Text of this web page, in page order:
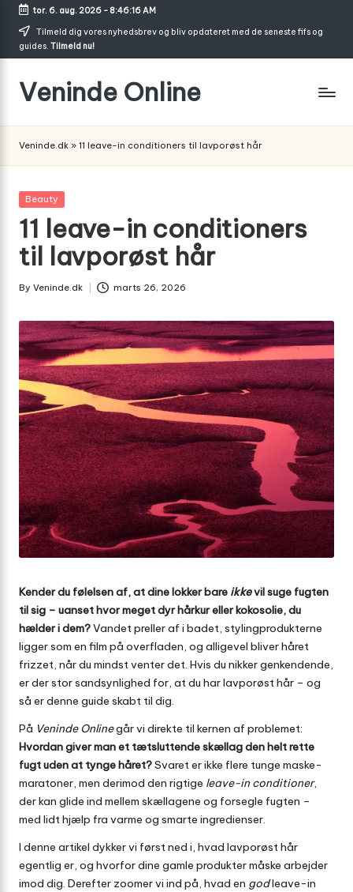
Skip
tor. 6. aug. 2026- 8:46:17 AM
Tilmeld dig vores nyhedsbrev og bliv opdateret med de seneste fifs og
guides. Tilmeld nu!
Veninde Online
inspiration
Veninde.dk » 11 leave-in conditioners til lavporøst hår
Posted
Beauty
11 leave-in conditioners
til lavporøst hår
Posted
By Veninde.dk marts 26, 2026
Kender du følelsen af, at dine lokker bare ikkevil suge fugten
til sig – uanset hvor meget dyr hårkur eller kokosolie, du
hælder i dem?Vandet preller af i badet, stylingprodukterne
ligger som en film på overfladen, og alligevel bliver håret
frizzet, når du mindst venter det. Hvis du nikker genkendende,
er der stor sandsynlighed for, at du har lavporøst hår – og
så er denne guide skabt til dig.
På Veninde Onlinegår vi direkte til kernen af problemet:
Hvordan giver man et tætsluttende skællag den helt rette
fugt uden at tynge håret?Svaret er ikke flere tunge maske-
maratoner, men derimod den rigtige leave-in conditioner,
der kan glide ind mellem skællagene og forsegle fugten –
med lidt hjælp fra varme og smarte ingredienser.
I denne artikel dykker vi først ned i, hvad lavporøst hår
egentlig er, og hvorfor dine gamle produkter måske arbejder
imod dig. Derefter zoomer vi ind på, hvad en godleave-in